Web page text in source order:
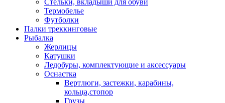
Термобелье
Футболки
Палки треккинговые
Рыбалка
Жерлицы
Катушки
Ледобуры, комплектующие и аксессуары
Оснастка
Вертлюги, застежки, карабины,
кольца,стопор
Грузы